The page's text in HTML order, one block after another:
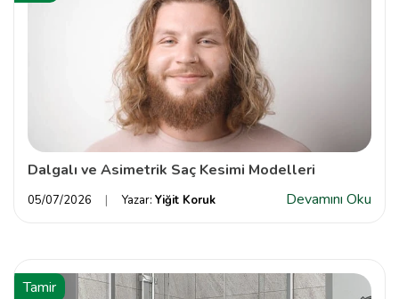
Dalgalı ve Asimetrik Saç Kesimi Modelleri
05/07/2026 Yazar: Yiğit Koruk Devamını Oku
Tamir